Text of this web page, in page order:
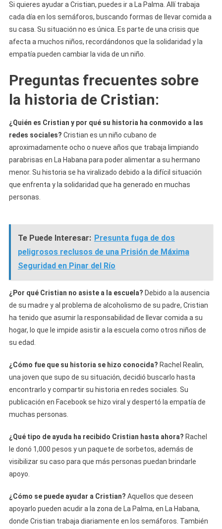
Si quieres ayudar a Cristian, puedes ir a La Palma. Allí trabaja
cada día en los semáforos, buscando formas de llevar comida a
su casa. Su situación no es única. Es parte de una crisis que
afecta a muchos niños, recordándonos que la solidaridad y la
empatía pueden cambiar la vida de un niño.
Preguntas frecuentes sobre
la historia de Cristian:
¿Quién es Cristian y por qué su historia ha conmovido a las
redes sociales? Cristian es un niño cubano de
aproximadamente ocho o nueve años que trabaja limpiando
parabrisas en La Habana para poder alimentar a su hermano
menor. Su historia se ha viralizado debido a la difícil situación
que enfrenta y la solidaridad que ha generado en muchas
personas.
Te Puede Interesar: Presunta fuga de dos
peligrosos reclusos de una Prisión de Máxima
Seguridad en Pinar del Río
¿Por qué Cristian no asiste a la escuela? Debido a la ausencia
de su madre y al problema de alcoholismo de su padre, Cristian
ha tenido que asumir la responsabilidad de llevar comida a su
hogar, lo que le impide asistir a la escuela como otros niños de
su edad.
¿Cómo fue que su historia se hizo conocida? Rachel Realin,
una joven que supo de su situación, decidió buscarlo hasta
encontrarlo y compartir su historia en redes sociales. Su
publicación en Facebook se hizo viral y despertó la empatía de
muchas personas.
¿Qué tipo de ayuda ha recibido Cristian hasta ahora? Rachel
le donó 1,000 pesos y un paquete de sorbetos, además de
visibilizar su caso para que más personas puedan brindarle
apoyo.
¿Cómo se puede ayudar a Cristian? Aquellos que deseen
apoyarlo pueden acudir a la zona de La Palma, en La Habana,
donde Cristian trabaja diariamente en los semáforos. También